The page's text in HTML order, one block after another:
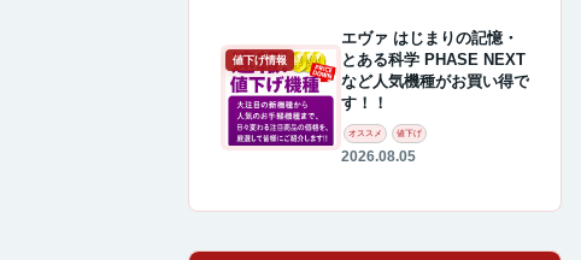
値下げ情報
エヴァ はじまりの記憶・
とある科学 PHASE NEXT
など人気機種がお買い得で
す！！
オススメ 値下げ
2026.08.05